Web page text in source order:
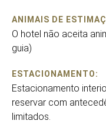
ANIMAIS DE
O hotel não aceita
guia)
ESTACIONAMENTO:
Estacionamento
reservar com
limitados.